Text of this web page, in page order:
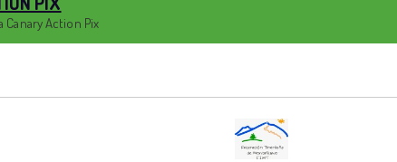
Canary Action Pix